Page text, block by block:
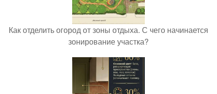
Как отделить огород от зоны отдыха. С чего начинается
зонирование участка?